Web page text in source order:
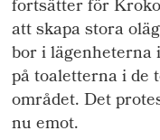
fortsätter för
att skapa stora
bor i lägenheterna
på toaletterna i de
området. Det
nu emot.